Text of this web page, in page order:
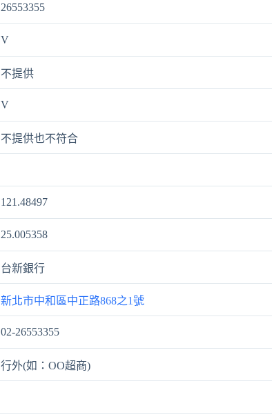
26553355
V
不提供
V
不提供也不符合
121.48497
25.005358
台新銀行
新北市中和區中正路868之1號
02-26553355
行外(如：OO超商)